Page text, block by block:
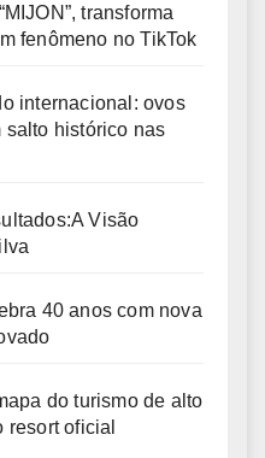
transforma
fenômeno no TikTok
internacional: ovos
histórico nas
Visão
40 anos com nova
do turismo de alto
resort oficial